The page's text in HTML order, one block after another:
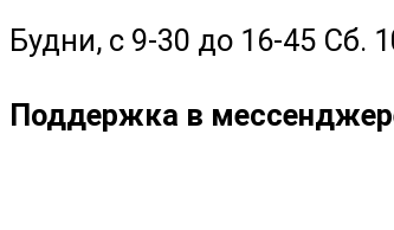
Будни, с 9-30 до 16-45 Сб.
Поддержка в